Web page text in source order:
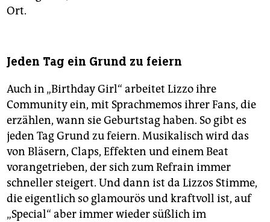
Ort.
Jeden Tag ein Grund zu feiern
Auch in „Birthday Girl“ arbeitet Lizzo ihre
Community ein, mit Sprachmemos ihrer Fans, die
erzählen, wann sie Geburtstag haben. So gibt es
jeden Tag Grund zu feiern. Musikalisch wird das
von Bläsern, Claps, Effekten und einem Beat
vorangetrieben, der sich zum Refrain immer
schneller steigert. Und dann ist da Lizzos Stimme,
die eigentlich so glamourös und kraftvoll ist, auf
„Special“ aber immer wieder süßlich im